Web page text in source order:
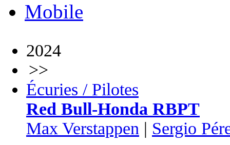
Mobile
2024
>>
Écuries / Pilotes
Red Bull-Honda RBPT
Max Verstappen | Sergio